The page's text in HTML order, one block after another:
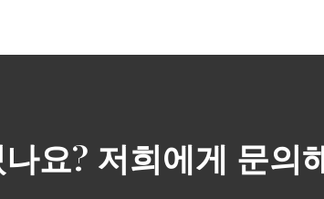
요? 저희에게 문의